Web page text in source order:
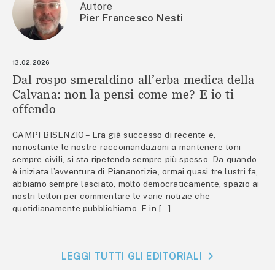
Autore
Pier Francesco Nesti
13.02.2026
Dal rospo smeraldino all’erba medica della
Calvana: non la pensi come me? E io ti
offendo
CAMPI BISENZIO – Era già successo di recente e,
nonostante le nostre raccomandazioni a mantenere toni
sempre civili, si sta ripetendo sempre più spesso. Da quando
è iniziata l’avventura di Piananotizie, ormai quasi tre lustri fa,
abbiamo sempre lasciato, molto democraticamente, spazio ai
nostri lettori per commentare le varie notizie che
quotidianamente pubblichiamo. E in […]
LEGGI TUTTI GLI EDITORIALI